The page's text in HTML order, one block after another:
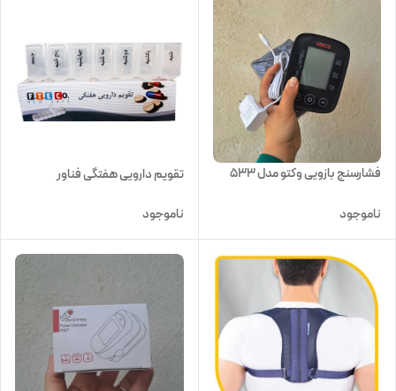
فشارسنج بازویی وکتو مدل 533
ناموجود
تقویم دارویی هفتگی فناور
ناموجود